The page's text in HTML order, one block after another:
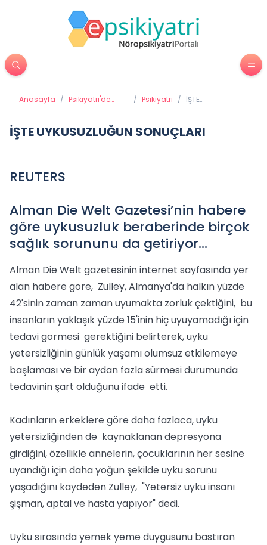
Anasayfa / Psikiyatri'de
/ Psikiyatri / İŞTE
İŞTE UYKUSUZLUĞUN SONUÇLARI
REUTERS
Alman Die Welt Gazetesi’nin habere
göre uykusuzluk beraberinde birçok
sağlık sorununu da getiriyor...
Alman Die Welt gazetesinin internet sayfasında yer
alan habere göre, Zulley, Almanya'da halkın yüzde
42'sinin zaman zaman uyumakta zorluk çektiğini, bu
insanların yaklaşık yüzde 15'inin hiç uyuyamadığı için
tedavi görmesi gerektiğini belirterek, uyku
yetersizliğinin günlük yaşamı olumsuz etkilemeye
başlaması ve bir aydan fazla sürmesi durumunda
tedavinin şart olduğunu ifade etti.
Kadınların erkeklere göre daha fazlaca, uyku
yetersizliğinden de kaynaklanan depresyona
girdiğini, özellikle annelerin, çocuklarının her sesine
uyandığı için daha yoğun şekilde uyku sorunu
yaşadığını kaydeden Zulley, "Yetersiz uyku insanı
şişman, aptal ve hasta yapıyor" dedi.
Uyku sırasında yemek yeme duygusunu bastıran